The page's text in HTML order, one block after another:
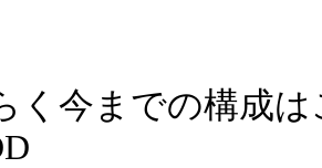
く今までの構成